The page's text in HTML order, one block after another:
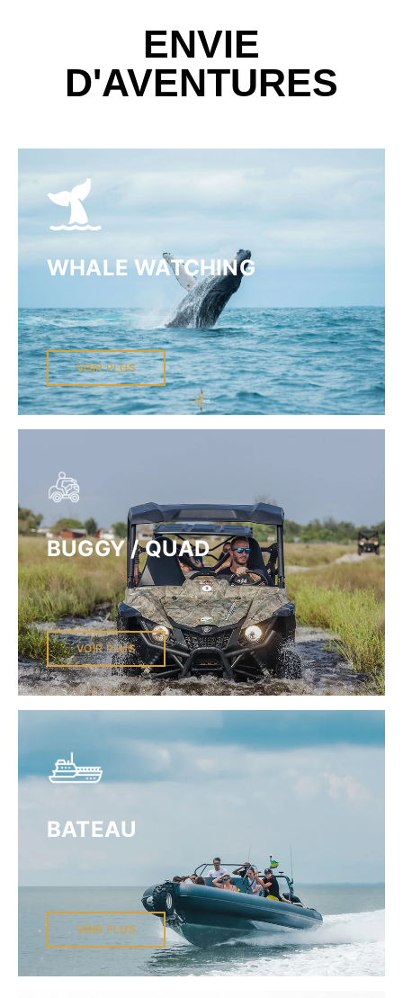
ENVIE
D'AVENTURES
WHALE WATCHING
VOIR PLUS
BUGGY / QUAD
VOIR PLUS
BATEAU
VOIR PLUS